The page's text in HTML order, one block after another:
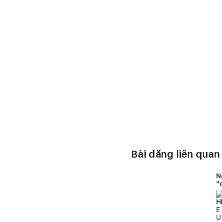
Bài đăng liên quan
1